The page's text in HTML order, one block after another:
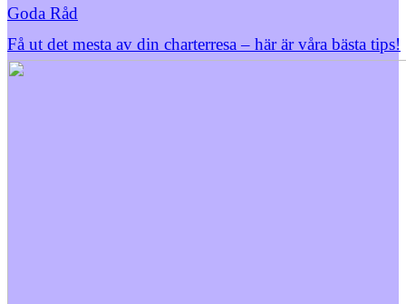
Goda Råd
Få ut det mesta av din charterresa – här är våra bästa tips!